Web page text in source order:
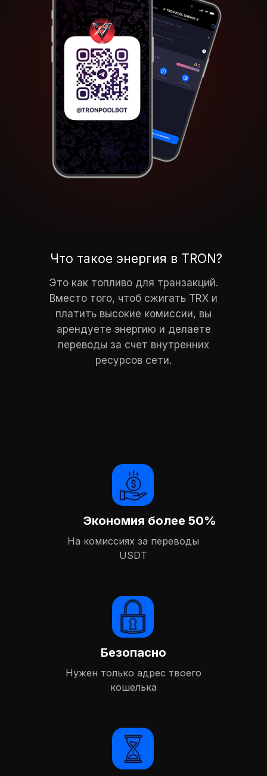
Что такое энергия в TRON?
Это как топливо для транзакций.
Вместо того, чтоб сжигать TRX и
платить высокие комиссии, вы
арендуете энергию и делаете
переводы за счет внутренних
ресурсов сети.
Безопасно
Нужен только адрес твоего
кошелька
Экономия более 50%
На комиссиях за переводы
USDT